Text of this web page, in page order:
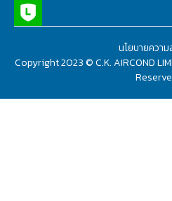
Copyright 2023 © C.K. AIRCOND
นโยบายควา